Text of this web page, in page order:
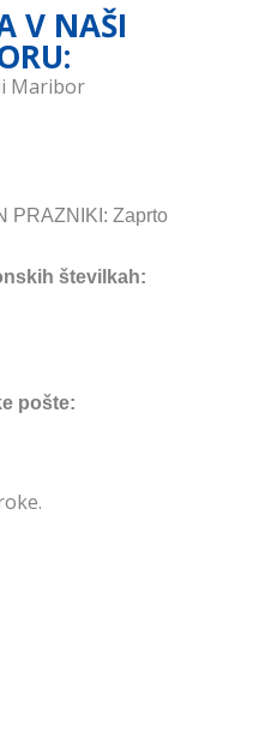
V NAŠI
Maribor
PRAZNIKI: Zaprto
številkah:
pošte: